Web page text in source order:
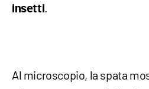
insetti.
Al microscopio, la spata